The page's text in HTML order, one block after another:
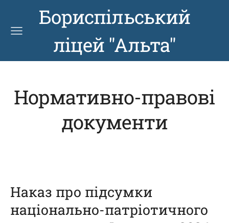
Бориспільський
ліцей "Альта"
Нормативно-правові
документи
Наказ про підсумки
національно-патріотичного